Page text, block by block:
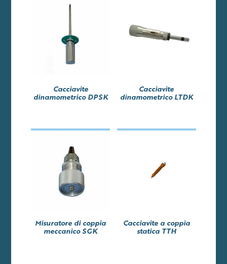
Cacciavite
dinamometrico DPSK
Cacciavite
dinamometrico LTDK
Misuratore di coppia
meccanico SGK
Cacciavite a coppia
statica TTH